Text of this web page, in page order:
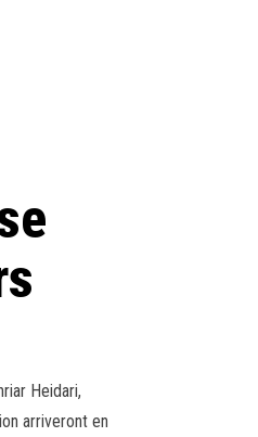
Heidari,
arriveront en